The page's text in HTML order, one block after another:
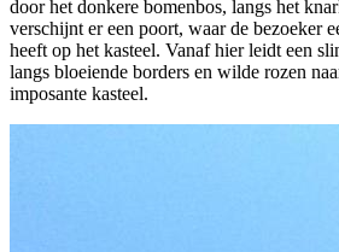
door het donkere bomenbos, langs het
verschijnt er een poort, waar de bezoeker
heeft op het kasteel. Vanaf hier leidt een
langs bloeiende borders en wilde rozen
imposante kasteel.